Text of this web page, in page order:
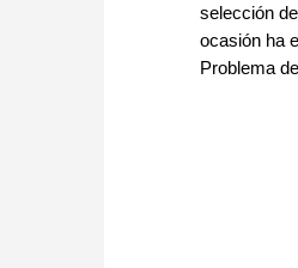
selección
ocasión ha
Problema